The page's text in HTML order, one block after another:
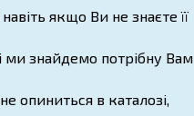
навіть якщо Ви не знаєте її
і ми знайдемо потрібну Вам
не опиниться в каталозі,